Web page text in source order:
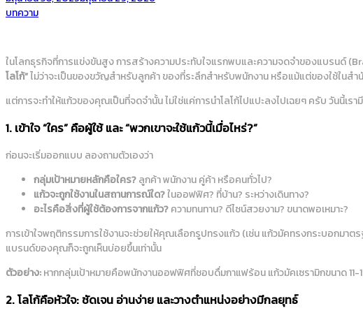
on
Posted
บทความ
ในโลกธุรกิจที่การแข่งขันสูง การสร้างความประทับใจแรกพบและความจดจำของแบรนด์
โลโก้”ไม่ว่าจะเป็นของขวัญสำหรับลูกค้า ของที่ระลึกสำหรับพนักงาน หรือแม้แต่ของใช้ใน
แต่การจะทำให้แก้วของคุณเป็นที่จดจำนั้น ไม่ใช่แค่การนำโลโก้ไปแปะลงไปเฉยๆ ครับ วั
1. เข้าใจ “ใคร” คือผู้ใช้ และ “พวกเขาจะใช้แก้วนี้เมื่อไหร่?”
ก่อนจะเริ่มออกแบบ ลองถามตัวเองว่า
กลุ่มเป้าหมายหลักคือใคร?ลูกค้า พนักงาน คู่ค้า หรือคนทั่วไป?
แก้วจะถูกใช้งานในสถานการณ์ใด?ในออฟฟิศ? ที่บ้าน? ระหว่างเดินทาง?
อะไรคือสิ่งที่ผู้ใช้ต้องการจากแก้ว?ความทนทาน? ดีไซน์สวยงาม? ขนาดพอเหมาะ?
การเข้าใจพฤติกรรมการใช้งานจะช่วยให้คุณเลือกรูปทรงแก้ว (เช่น แก้วมัคทรงกระบอกมาต
แบรนด์ของคุณก็จะถูกเห็นบ่อยขึ้นเท่านั้น
ตัวอย่าง:หากกลุ่มเป้าหมายคือพนักงานออฟฟิศที่ชอบดื่มกาแฟร้อน แก้วมัคเซรามิกขนาด
2. โลโก้คือหัวใจ: ชัดเจน อ่านง่าย และวางตำแหน่งอย่างมีกลยุทธ์